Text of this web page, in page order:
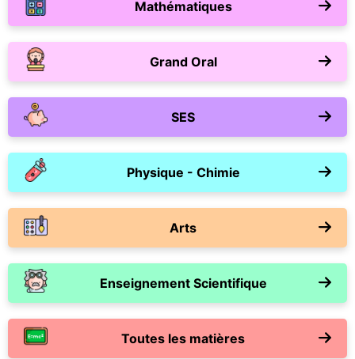
Mathématiques
Grand Oral
SES
Physique - Chimie
Arts
Enseignement Scientifique
Toutes les matières